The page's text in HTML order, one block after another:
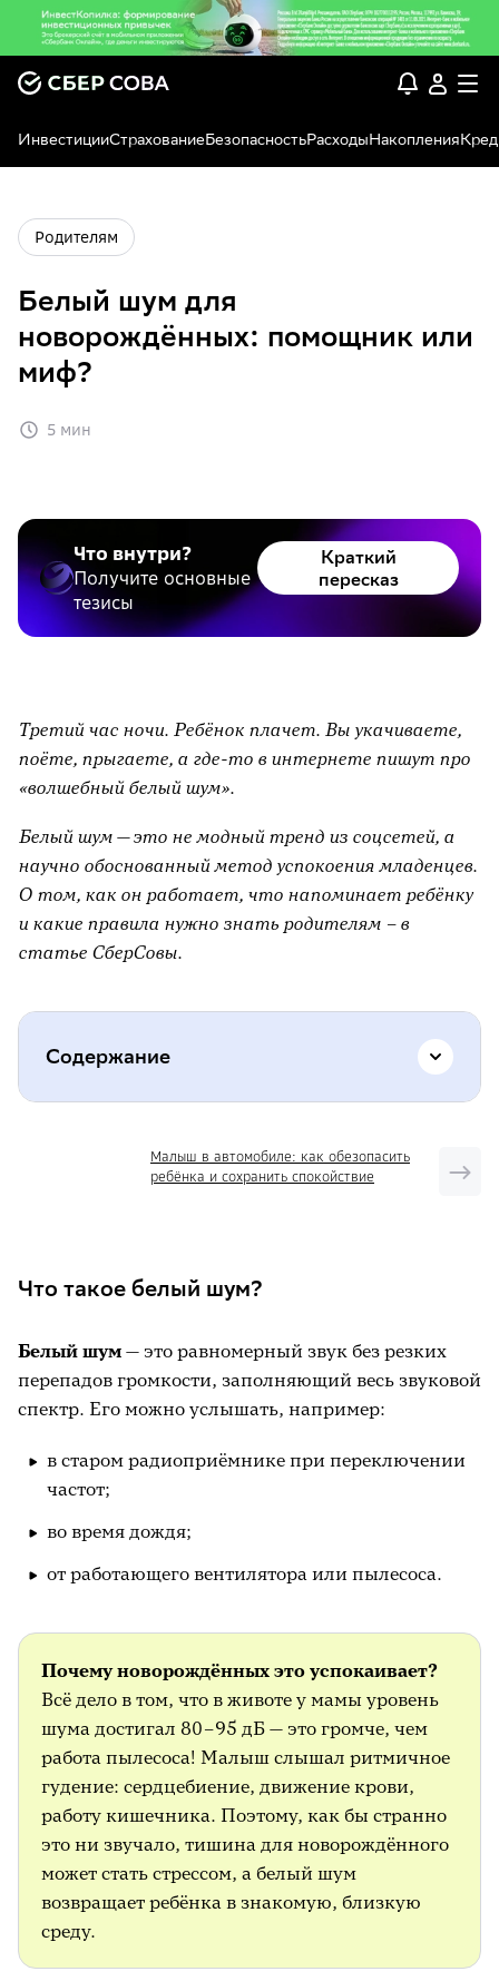
ИнвестицииСтрахованиеБезопасностьРасходыНакопления
Родителям
Белый шум для
новорождённых: помощник или
миф?
5 мин
Что внутри?
Получите основные
тезисы
Краткий
пересказ
Третий час ночи. Ребёнок плачет. Вы укачиваете,
поёте, прыгаете, а где-то в интернете пишут про
«волшебный белый шум».
Белый шум — это не модный тренд из соцсетей, а
научно обоснованный метод успокоения младенцев.
О том, как он работает, что напоминает ребёнку
и какие правила нужно знать родителям – в
статье СберСовы.
Содержание
Когда белый шум особенно полезен
Альтернативы и дополнения
Заключение
Малыш в автомобиле: как обезопасить
ребёнка и сохранить спокойствие
Что такое белый шум?
Белый шум — это равномерный звук без резких
перепадов громкости, заполняющий весь звуковой
спектр. Его можно услышать, например:
в старом радиоприёмнике при переключении
частот;
во время дождя;
от работающего вентилятора или пылесоса.
Почему новорождённых это успокаивает?
Всё дело в том, что в животе у мамы уровень
шума достигал 80–95 дБ — это громче, чем
работа пылесоса! Малыш слышал ритмичное
гудение: сердцебиение, движение крови,
работу кишечника. Поэтому, как бы странно
это ни звучало, тишина для новорождённого
может стать стрессом, а белый шум
возвращает ребёнка в знакомую, близкую
среду.